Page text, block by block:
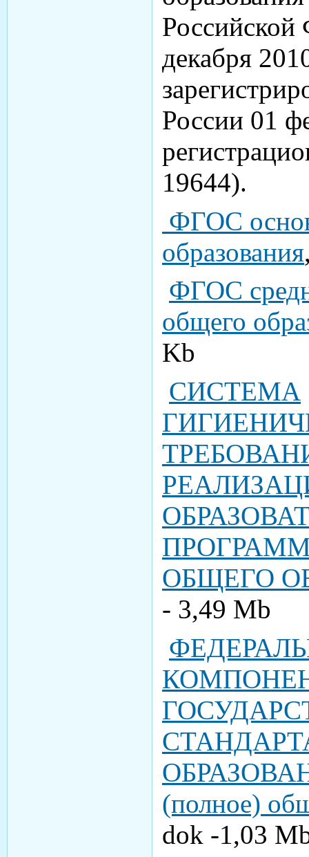
Российской
декабря
России 01
19644).
ФГОС
образования
ФГОС
общего
Kb
СИСТЕМА
ОБЩЕГО
- 3,49 Мb
(полное)
dok -1,03